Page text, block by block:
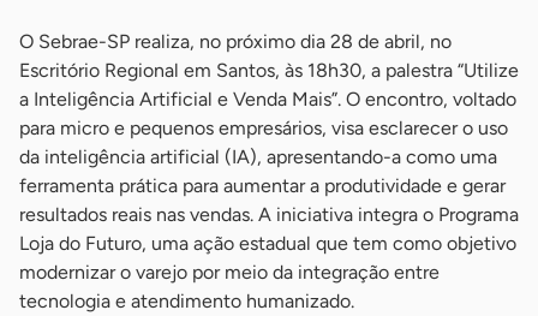
O Sebrae-SP realiza, no próximo dia 28 de abril, no
Escritório Regional em Santos, às 18h30, a palestra “Utilize
a Inteligência Artificial e Venda Mais”. O encontro, voltado
para micro e pequenos empresários, visa esclarecer o uso
da inteligência artificial (IA), apresentando-a como uma
ferramenta prática para aumentar a produtividade e gerar
resultados reais nas vendas. A iniciativa integra o Programa
Loja do Futuro, uma ação estadual que tem como objetivo
modernizar o varejo por meio da integração entre
tecnologia e atendimento humanizado.